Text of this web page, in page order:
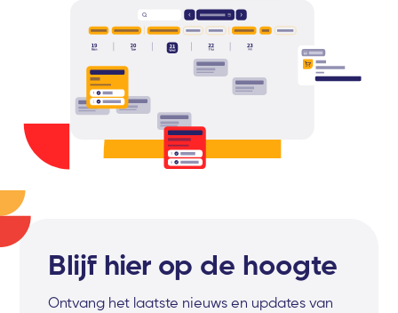
Blijf hier op de hoogte
Ontvang het laatste nieuws en updates van